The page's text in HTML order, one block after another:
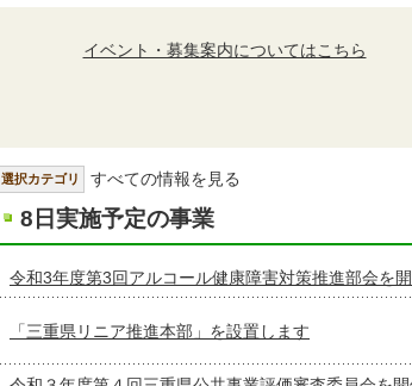
イベント・募集案内についてはこちら
選択カテゴリ すべての情報を見る
8日実施予定の事業
令和3年度第3回アルコール健康障害対策推進部会を
「三重県リニア推進本部」を設置します